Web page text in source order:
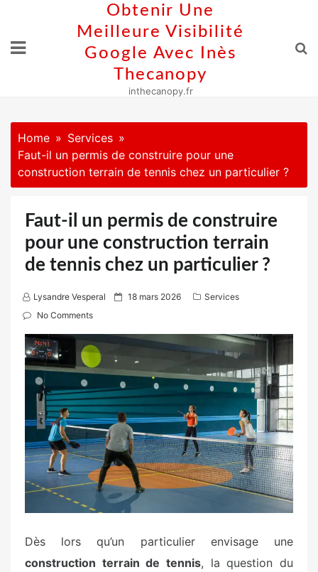
content
Obtenir Une
Meilleure Visibilité
Google Avec Inès
Thecanopy
inthecanopy.fr
Home
Services
Faut-il un permis de construire pour une
construction terrain de tennis chez un particulier ?
Faut-il un permis de construire
pour une construction terrain
de tennis chez un particulier ?
Lysandre Vesperal
P
d
o
n
18 mars 2026
Services
No Comments
Dès lors qu’un particulier envisage une
construction terrain de tennis, la question du